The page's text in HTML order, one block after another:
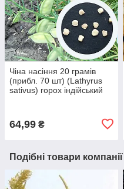
Чіна насіння 20 грамів
(прибл. 70 шт) (Lathyrus
sativus) горох індійський
64,99 ₴
Подібні товари компанії